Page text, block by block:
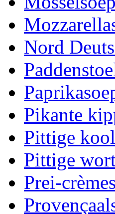
Nord
Pikante
Pittige
Pittige
Prei-